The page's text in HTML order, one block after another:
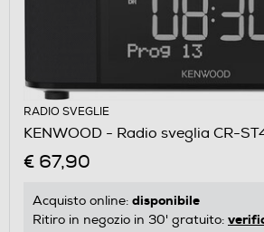
RADIO SVEGLIE
KENWOOD - Radio sveglia CR-
€ 67,90
Acquisto online: disponibile
Ritiro in negozio in 30' gratuito: